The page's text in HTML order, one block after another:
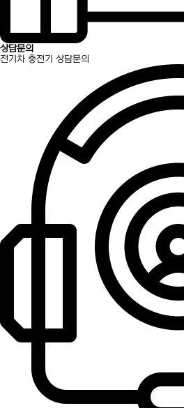
상담문의
전기차 충전기 상담문의